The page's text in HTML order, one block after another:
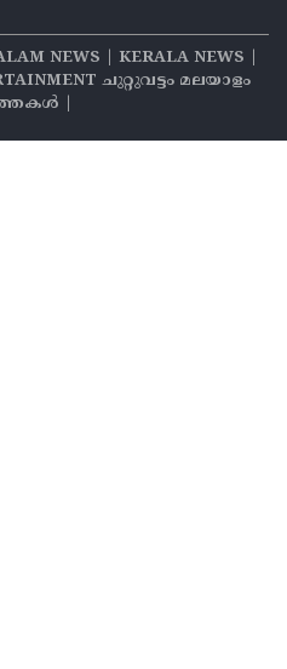
NEWS | KERALA NEWS |
ചുറ്റുവട്ടം മലയാളം
|